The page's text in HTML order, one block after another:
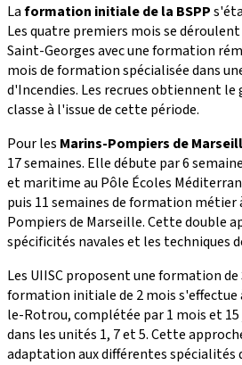
Laformation initiale de la BSPP
Les quatre premiers mois se
Saint-Georges avec une formation
mois de formation spécialisée dans
d'Incendies. Les recrues obtiennent le
classe à l'issue de cette période.
Pour les Marins-Pompiers de
17 semaines. Elle débute par 6
et maritime au Pôle Écoles
puis 11 semaines de formation métier
Pompiers de Marseille. Cette double
spécificités navales et les techniques
Les UIISC proposent une formation de
formation initiale de 2 mois s'effectue
le-Rotrou, complétée par 1 mois et
dans les unités 1, 7 et 5. Cette
adaptation aux différentes